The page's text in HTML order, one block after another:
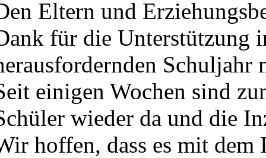
Eltern und
für die Unterstützung
Schuljahr
einigen Wochen sind
wieder da und die
hoffen, dass es mit